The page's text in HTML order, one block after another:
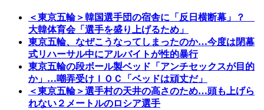
＜東京五輪＞韓国選手団の宿舎に「反日横断幕」？
大韓体育会「選手を盛り上げるため」
東京五輪、なぜこうなってしまったのか…今度は閉幕
式リハーサル中にアルバイトが性的暴行
東京五輪の段ボール製ベッド「アンチセックスが目的
か」…嘲弄受けＩＯＣ「ベッドは頑丈だ」
＜東京五輪＞選手村の天井の高さのため…頭も上げら
れない２メートルのロシア選手